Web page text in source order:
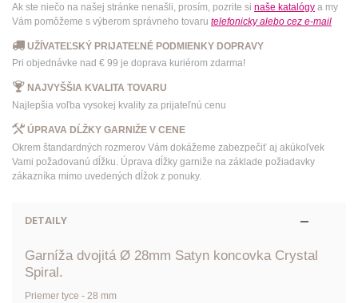
Ak ste niečo na našej stránke nenašli, prosím, pozrite si naše katalógy a my
Vám pomôžeme s výberom správneho tovaru telefonicky alebo cez e-mail
UŽÍVATEĽSKÝ PRIJATEĽNÉ PODMIENKY DOPRAVY
Pri objednávke nad € 99 je doprava kuriérom zdarma!
NAJVYŠŠIA KVALITA TOVARU
Najlepšia voľba vysokej kvality za prijateľnú cenu
ÚPRAVA DĹŽKY GARNIŽE V CENE
Okrem štandardných rozmerov Vám dokážeme zabezpečiť aj akúkoľvek
Vami požadovanú dĺžku. Úprava dĺžky garniže na základe požiadavky
zákazníka mimo uvedených dĺžok z ponuky.
DETAILY
Garníža dvojitá Ø 28mm Satyn koncovka Crystal
Spiral.
Priemer tyce - 28 mm